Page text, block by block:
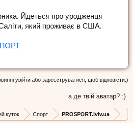
Йдеться про уродженця
який проживає в США.
увійти або зареєструватися, щоб відповісти.)
а де твій аватар? :)
куток Спорт PROSPORT.lviv.ua